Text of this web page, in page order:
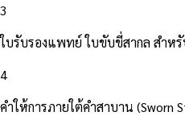
3
ใบรับรองแพทย์ ใบขับขี่สากล สำห
4
คำให้การภายใต้คำสาบาน (Sworn